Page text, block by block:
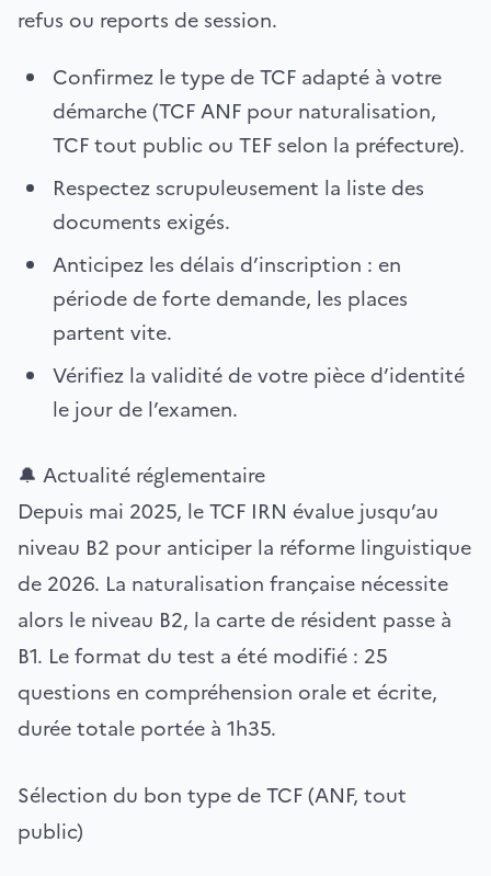
refus ou reports de session.
Confirmez le type de TCF adapté à votre
démarche (TCF ANF pour naturalisation,
TCF tout public ou TEF selon la préfecture).
Respectez scrupuleusement la liste des
documents exigés.
Anticipez les délais d’inscription : en
période de forte demande, les places
partent vite.
Vérifiez la validité de votre pièce d’identité
le jour de l’examen.
🔔 Actualité réglementaire
Depuis mai 2025, le TCF IRN évalue jusqu’au
niveau B2 pour anticiper la réforme linguistique
de 2026. La naturalisation française nécessite
alors le niveau B2, la carte de résident passe à
B1. Le format du test a été modifié : 25
questions en compréhension orale et écrite,
durée totale portée à 1h35.
Sélection du bon type de TCF (ANF, tout
public)